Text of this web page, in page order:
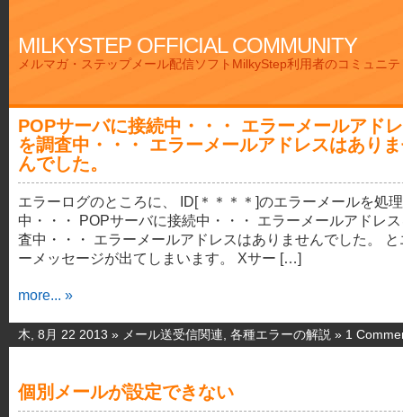
MILKYSTEP OFFICIAL COMMUNITY
メルマガ・ステップメール配信ソフトMilkyStep利用者のコミュニ
POPサーバに接続中・・・ エラーメールアド
を調査中・・・ エラーメールアドレスはあり
んでした。
エラーログのところに、 ID[＊＊＊＊]のエラーメールを処理
中・・・ POPサーバに接続中・・・ エラーメールアドレ
査中・・・ エラーメールアドレスはありませんでした。 と
ーメッセージが出てしまいます。 Xサー […]
more... »
木, 8月 22 2013 » メール送受信関連 各種エラーの解説 » 1
個別メールが設定できない